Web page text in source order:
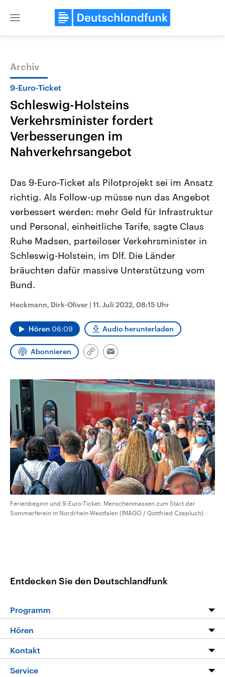
Close
Themen
2026
Alle Informationen
Sachsen-Anhalt wählt am 6.
September 2026 einen neuen
Landtag. Seit 2021 wird das
Bundesland von einer Koalition aus
CDU, SPD und FDP regiert.-
Umfragen, Prognosen,
Wahlprogramme, aktuelle Berichte
und Hintergründe zu den Parteien
Wahl.
Aktuelle Beiträge,
Hintergründe
Wirtschaftlich und
gehören die Vereinigten
den mächtigsten Ländern
mit großem Einfluss auf
aktuelle Weltgeschehen.
Sendungen Programm Podcasts
Audio-Archiv
Archiv
9-Euro-Ticket
Schleswig-Holsteins
Verkehrsminister fordert
Verbesserungen im
Nahverkehrsangebot
Das 9-Euro-Ticket als Pilotprojekt sei im Ansatz
richtig. Als Follow-up müsse nun das Angebot
verbessert werden: mehr Geld für Infrastruktur
und Personal, einheitliche Tarife, sagte Claus
Ruhe Madsen, parteiloser Verkehrsminister in
Schleswig-Holstein, im Dlf. Die Länder
bräuchten dafür massive Unterstützung vom
Bund.
Heckmann, Dirk-Oliver | 11. Juli 2022, 08:15 Uhr
Hören 06:09 Audio herunterladen
Abonnieren
Link
Email
Ferienbeginn und 9-Euro-Ticket: Menschenmassen zum Start der
Sommerferein in Nordrhein-Westfalen (IMAGO / Gottfried Czepluch)
Entdecken Sie den Deutschlandfunk
Programm
Programm
Die Nachrichten
Hören
Livestream
Kontakt
Hörerservice
Service